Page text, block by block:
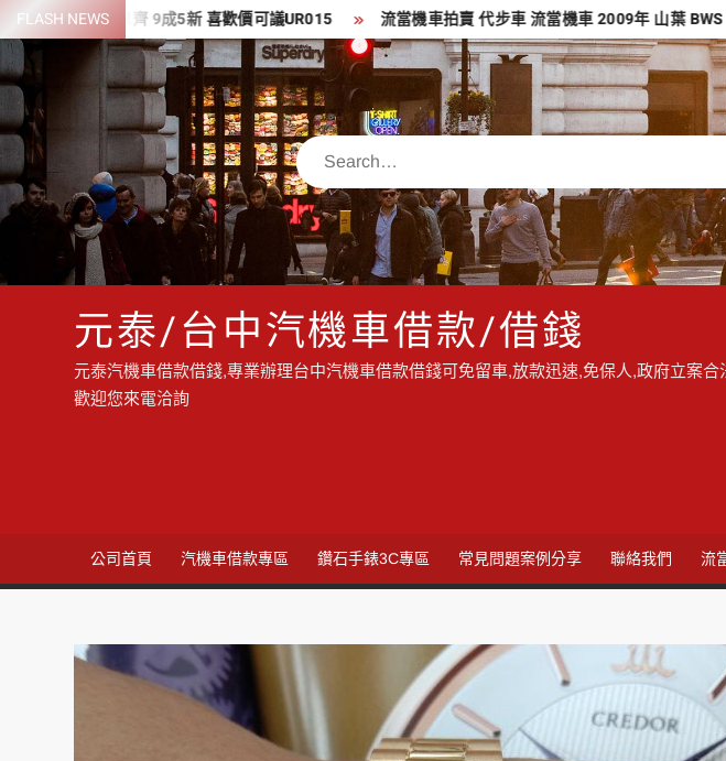
Skip
to
content
FLASH NEWS
水鬼 盒單齊 9成5新 喜歡價可議UR015 流當機車拍賣 代步車 流當機車 2009年 山葉 BWS 125
Search
元泰/台中汽機車借款/借錢
元泰汽機車借款借錢,專業辦理台中汽機車借款借錢可免留車,放款迅速,免保人,政府立案
歡迎您來電洽詢
公司首頁 汽機車借款專區 鑽石手錶3C專區 常見問題案例分享 聯絡我們 流